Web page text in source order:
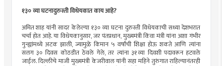
१३० व्या घटनादुरुस्ती विधेयकात काय आहे?
अमित शाह यांनी सादर केलेल्या १३० व्या घटना दुरुस्ती विधेयकाची सध्या देशभरात
चर्चा होत आहे. या विधेयकानुसार, जर पंतप्रधान, मुख्यमंत्री किंवा मंत्री यांना अशा गंभीर
गुन्ह्यांमध्ये अटक झाली, ज्यामुळे किमान ५ वर्षांची शिक्षा होऊ शकते आणि त्यांना
सलग ३० दिवस कोठडीत ठेवले गेले, तर त्यांना ३१व्या दिवशी पदावरून हटवले
जाईल. दिल्लीचे माजी मुख्यमंत्री केजरीवाल यांनी सहा महिने तुरुंगात राहिल्यानंतरही